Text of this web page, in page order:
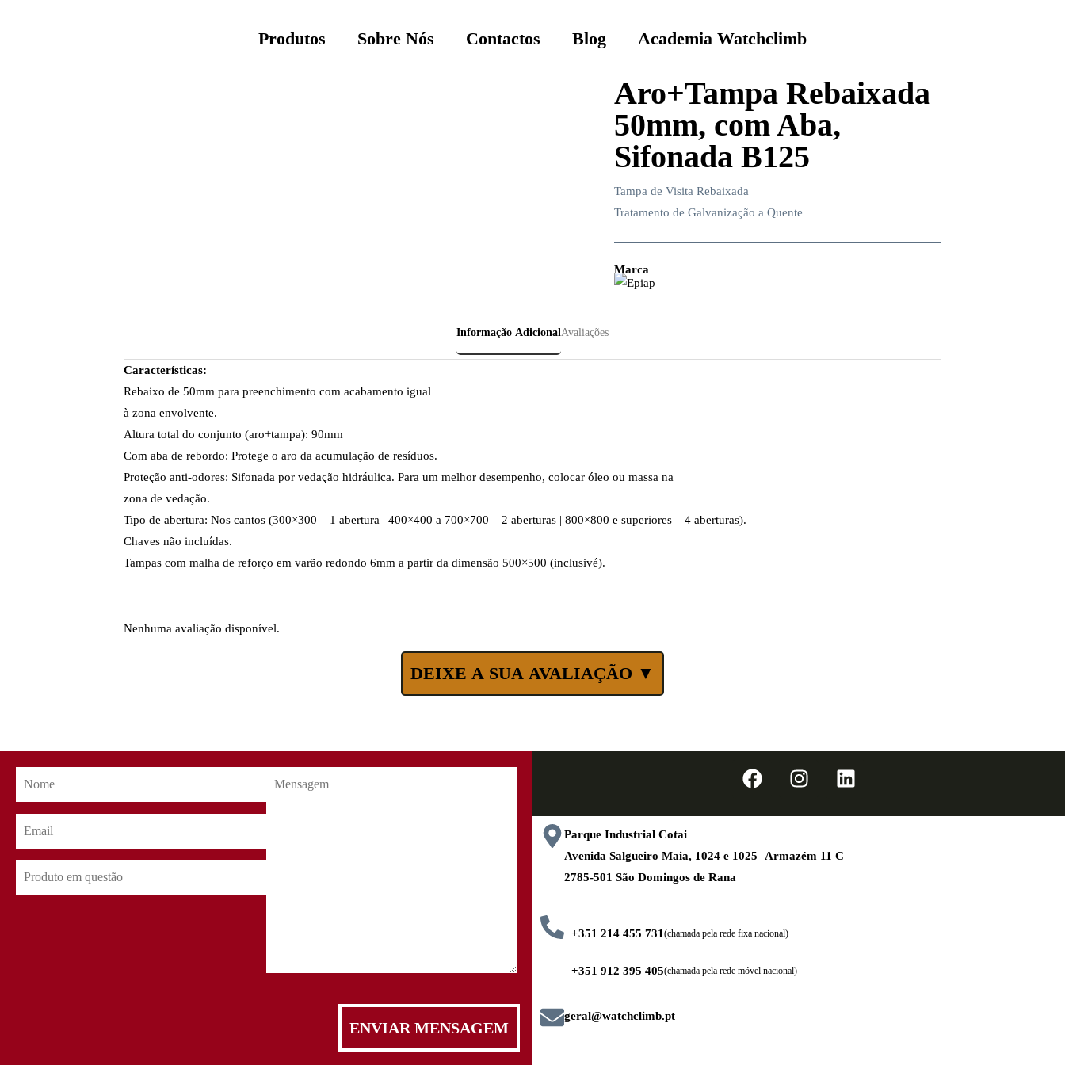
Produtos Sobre Nós Contactos Blog Academia Watchclimb
Aro+Tampa Rebaixada
50mm, com Aba,
Sifonada B125
Tampa de Visita Rebaixada
Tratamento de Galvanização a Quente
Marca
Informação AdicionalAvaliações
Características:
Rebaixo de 50mm para preenchimento com acabamento igual
à zona envolvente.
Altura total do conjunto (aro+tampa): 90mm
Com aba de rebordo: Protege o aro da acumulação de resíduos.
Proteção anti-odores: Sifonada por vedação hidráulica. Para um melhor desempenho, colocar óleo ou massa na
zona de vedação.
Tipo de abertura: Nos cantos (300×300 – 1 abertura | 400×400 a 700×700 – 2 aberturas | 800×800 e superiores – 4 aberturas).
Chaves não incluídas.
Tampas com malha de reforço em varão redondo 6mm a partir da dimensão 500×500 (inclusivé).
Nenhuma avaliação disponível.
DEIXE A SUA AVALIAÇÃO ▼
Parque Industrial Cotai
Avenida Salgueiro Maia, 1024 e 1025 Armazém 11 C
2785-501 São Domingos de Rana
+351 214 455 731 (chamada pela rede fixa nacional)
+351 912 395 405(chamada pela rede móvel nacional)
geral@watchclimb.pt